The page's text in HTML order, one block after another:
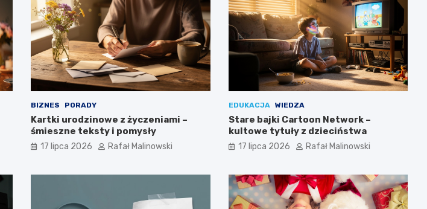
BIZNES PORADY
Kartki urodzinowe z życzeniami –
śmieszne teksty i pomysły
17 lipca 2026 Rafał Malinowski
EDUKACJA WIEDZA
Stare bajki Cartoon Network –
kultowe tytuły z dzieciństwa
17 lipca 2026 Rafał Malinowski